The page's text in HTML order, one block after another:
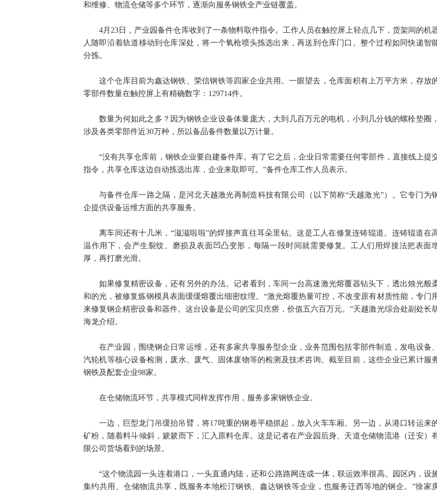
和维修、物流仓储等多个环节，逐渐向服务钢铁全产业链覆盖。
4月23日，产业园备件仓库收到了一条物料取件指令。工作人员在触控屏上轻点几下，货架间的机
人随即沿着轨道移动到仓库深处，将一个氧枪喷头拣选出来，再送到仓库门口。整个过程如同快递智
分拣。
这个仓库目前为鑫达钢铁、荣信钢铁等四家企业共用。一眼望去，仓库面积有上万平方米，存放
零部件数量在触控屏上有精确数字：129714件。
数量为何如此之多？因为钢铁企业设备体量庞大，大到几百万元的电机，小到几分钱的螺栓垫圈
涉及各类零部件近30万种，所以备品备件数量以万计量。
“没有共享仓库前，钢铁企业要自建备件库。有了它之后，企业日常需要任何零部件，直接线上提
指令，共享仓库这边自动拣选出库，企业来取即可。”备件仓库工作人员表示。
与备件仓库一路之隔，是河北天越激光再制造科技有限公司（以下简称“天越激光”）。它专门为
企提供设备运维方面的共享服务。
离车间还有十几米，“滋滋啦啦”的焊接声直往耳朵里钻。这是工人在修复连铸辊道。连铸辊道在
温作用下，会产生裂纹、磨损及表面凹凸变形，每隔一段时间就需要修复。工人们用焊接法把表面
厚，再打磨光滑。
如果修复精密设备，还有另外的办法。记者看到，车间一台高速激光熔覆器钻头下，透出烛光般
和的光，被修复炼钢模具表面缓缓熔覆出细密纹理。“激光熔覆热量可控，不改变原有材质性能，专门
来修复钢企精密设备和器件。这台设备是公司的宝贝疙瘩，价值五六百万元。”天越激光综合处副处长
海龙介绍。
在产业园，围绕钢企日常运维，还有多家共享服务型企业，业务范围包括零部件制造，发电设备
汽轮机等核心设备检测，废水、废气、固体废物等的检测及技术咨询。截至目前，这些企业已累计服
钢铁及配套企业98家。
在仓储物流环节，共享模式同样发挥作用，服务多家钢铁企业。
一边，巨型龙门吊缓抬吊臂，将17吨重的钢卷平稳抓起，放入火车车厢。另一边，从港口转运来
矿粉，随着料斗倾斜，簌簌而下，汇入原料仓库。这是记者在产业园后身、天道仓储物流港（迁安）
限公司货场看到的场景。
“这个物流园一头连着港口，一头直通内陆，还和公路路网连成一体，联运效率很高。园区内，设
集约共用、仓储物流共享，既服务本地松汀钢铁、鑫达钢铁等企业，也服务迁西等地的钢企。”徐家